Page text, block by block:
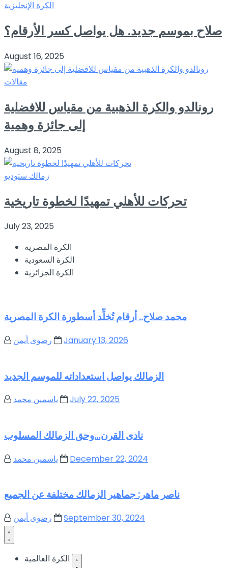
الكرة الإنجليزية
صلاح بموسم جديد. هل يواصل كسر الأرقام؟
August 16, 2025
مقالات
رونالدو والكرة الذهبية من مقياس للافضلية
إلى جائزة وهمية
August 8, 2025
زمالك ستوديو
تحركات للأهلي تمهيدًا لخطوة تاريخية
July 23, 2025
الكرة المصرية
الكرة السعودية
الكرة الجزائرية
محمد صلاح.. أرقام تُخلِّد أسطورة الكرة المصرية
رضوى أيمن January 13, 2026
الزمالك يواصل استعداداته للموسم الجديد
ياسمين محمد July 22, 2025
نادى القرن…وحق الزمالك المسلوب
ياسمين محمد December 22, 2024
ناصر ماهر: جماهير الزمالك مختلفة عن الجميع
رضوى أيمن September 30, 2024